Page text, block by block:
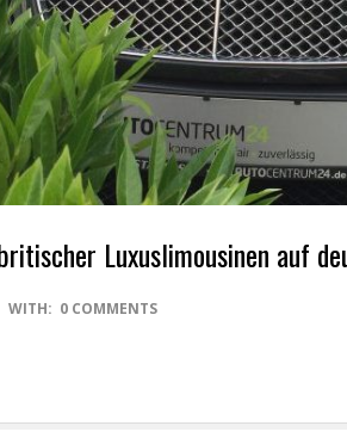
Luxuslimousinen auf
WITH: 0 COMMENTS